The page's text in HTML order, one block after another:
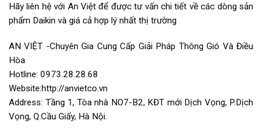
Hãy liên hệ với An Việt để được tư vấn chi tiết về các dòng sản
phẩm Daikin và giá cả hợp lý nhất thị trường
AN VIỆT -Chuyên Gia Cung Cấp Giải Pháp Thông Gió Và Điều
Hòa
Hotline: 0973.28.28.68
Website:http://anvietco.vn
Address: Tầng 1, Tòa nhà NO7-B2, KĐT mới Dịch Vọng, P.Dịch
Vọng, Q.Cầu Giấy, Hà Nội.